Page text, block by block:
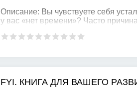
Описание: Вы чувствуете себя
у вас «нет времени»? Часто
времени, а в том количестве
которые постоянно
FYI. КНИГА ДЛЯ ВАШЕГО